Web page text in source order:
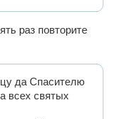
раз повторите
да Спасителю
всех святых